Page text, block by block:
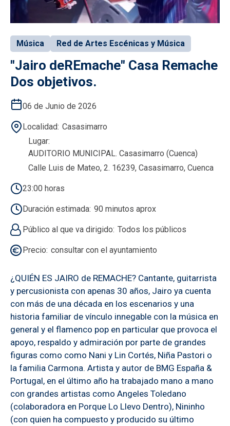
Música Red de Artes Escénicas y Música
"Jairo deREmache" Casa Remache
Dos objetivos.
06 de Junio de 2026
Localidad Casasimarro
Lugar
AUDITORIO MUNICIPAL. Casasimarro (Cuenca)
Calle Luis de Mateo, 2. 16239, Casasimarro, Cuenca
23:00 horas
Duración estimada 90 minutos aprox
Público al que va dirigido Todos los públicos
Precio consultar con el ayuntamiento
¿QUIÉN ES JAIRO de REMACHE? Cantante, guitarrista
y percusionista con apenas 30 años, Jairo ya cuenta
con más de una década en los escenarios y una
historia familiar de vínculo innegable con la música en
general y el flamenco pop en particular que provoca el
apoyo, respaldo y admiración por parte de grandes
figuras como como Nani y Lin Cortés, Niña Pastori o
la familia Carmona. Artista y autor de BMG España &
Portugal, en el último año ha trabajado mano a mano
con grandes artistas como Angeles Toledano
(colaboradora en Porque Lo Llevo Dentro), Nininho
(con quien ha compuesto y producido su último